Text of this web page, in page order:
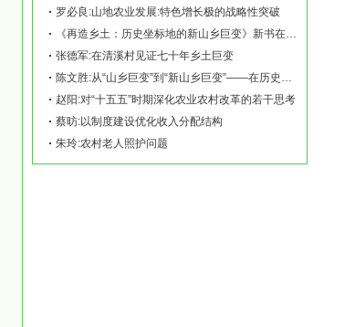
罗必良:山地农业发展:特色增长极的战略性突破
《再造乡土：历史坐标地的新山乡巨变》新书在赫山清溪村首发
张德军:在清溪村见证七十年乡土巨变
赵阳:对“十五五”时期深化农业农村改革的若干思考
蔡昉:以制度建设优化收入分配结构
朱玲:农村老人照护问题